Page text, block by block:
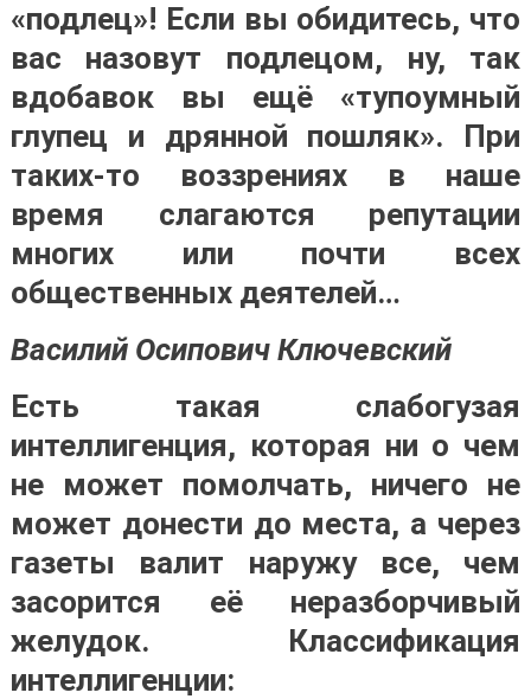
«подлец»! Если вы обидитесь, что
вас назовут подлецом, ну, так
вдобавок вы ещё «тупоумный
глупец и дрянной пошляк». При
таких-то воззрениях в наше
время слагаются репутации
многих или почти всех
общественных деятелей…
Василий Осипович Ключевский
Есть такая слабогузая
интеллигенция, которая ни о чем
не может помолчать, ничего не
может донести до места, а через
газеты валит наружу все, чем
засорится её неразборчивый
желудок.
Классификация
интеллигенции: